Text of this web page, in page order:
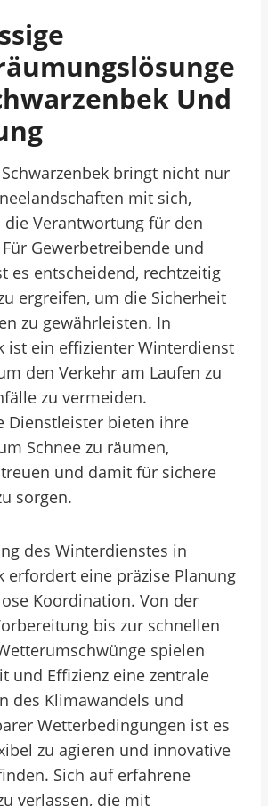
Und
bringt nicht nur
mit sich,
die Verantwortung für den
Gewerbetreibende und
es entscheidend, rechtzeitig
ergreifen, um die Sicherheit
zu gewährleisten. In
ist ein effizienter Winterdienst
den Verkehr am Laufen zu
zu vermeiden.
Dienstleister bieten ihre
Schnee zu räumen,
und damit für sichere
sorgen.
des Winterdienstes in
erfordert eine präzise Planung
Koordination. Von der
bis zur schnellen
spielen
und Effizienz eine zentrale
des Klimawandels und
Wetterbedingungen ist es
zu agieren und innovative
Sich auf erfahrene
verlassen, die mit